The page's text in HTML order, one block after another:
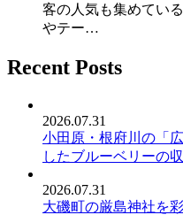
客の人気も集めてい
やテー…
Recent Posts
2026.07.31
小田原・根府川の「
したブルーベリーの
2026.07.31
大磯町の厳島神社を